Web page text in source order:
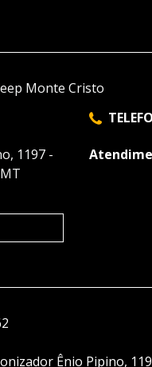
Monte Cristo
1197 -
Ênio Pipino,